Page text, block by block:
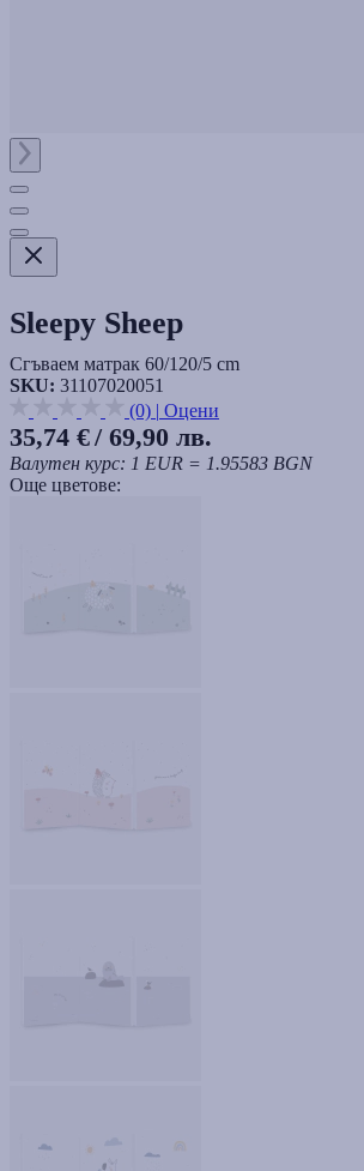
Sleepy Sheep
Сгъваем матрак 60/120/5 cm
SKU: 31107020051
(0) | Оцени
35,74 €/ 69,90 лв.
Валутен курс: 1 EUR = 1.95583 BGN
Още цветове: